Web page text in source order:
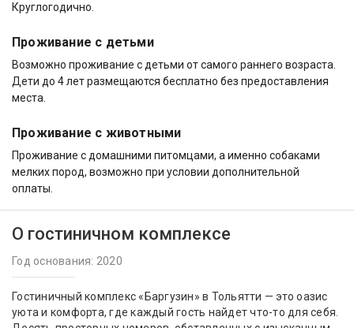
Круглогодично.
Проживание с детьми
Возможно проживание с детьми от самого раннего возраста.
Дети до 4 лет размещаются бесплатно без предоставления
места.
Проживание с животными
Проживание с домашними питомцами, а именно собаками
мелких пород, возможно при условии дополнительной
оплаты.
О гостиничном комплексе
Год основания: 2020
Гостиничный комплекс «Баргузин» в Тольятти — это оазис
уюта и комфорта, где каждый гость найдет что-то для себя.